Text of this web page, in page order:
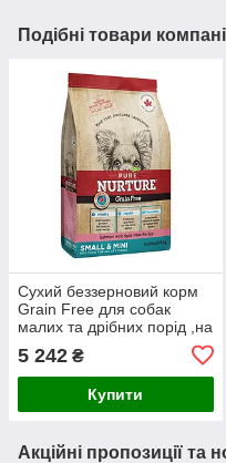
Подібні товари
Сухий беззерновий корм
Grain Free для собак
малих та дрібних порід ,на
всіх стадіях життя, рецепт
з лососем та колотим
горохом,
5 242 ₴
Купити
Акційні пропозиції та